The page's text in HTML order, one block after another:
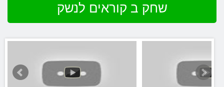
שחק ב קוראים לנשק